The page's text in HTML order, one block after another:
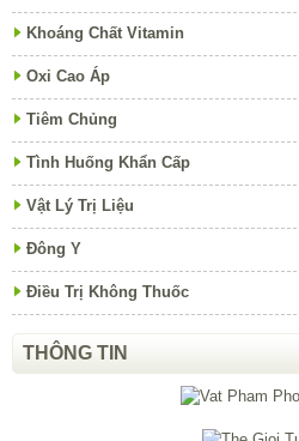
Khoáng Chất Vitamin
Oxi Cao Áp
Tiêm Chủng
Tình Huống Khẩn Cấp
Vật Lý Trị Liệu
Đông Y
Điều Trị Không Thuốc
THÔNG TIN